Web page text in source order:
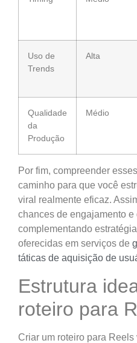
Uso de
Trends
Alta
Qualidade
da
Produção
Médio
Por fim, compreender
caminho para que você
viral realmente eficaz.
chances de engajamento
complementando
oferecidas em serviços de
táticas de aquisição de
Estrutura
roteiro para
Criar um roteiro para